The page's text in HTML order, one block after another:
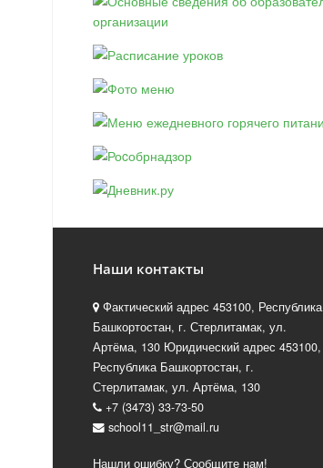
Наши контакты
Фактический адрес 453100, Республика
Башкортостан, г. Стерлитамак, ул.
Артёма, 130 Юридический адрес 453100,
Республика Башкортостан, г.
Стерлитамак, ул. Артёма, 130
+7 (3473) 33-73-50
school11_str@mail.ru
Нашли ошибку? Сообщите нам!